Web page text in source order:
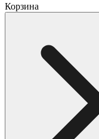
Корзина